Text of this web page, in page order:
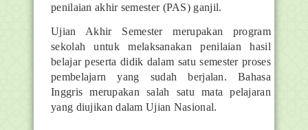
penilaian akhir semester (PAS) ganjil.
Ujian Akhir Semester merupakan program
sekolah untuk melaksanakan penilaian hasil
belajar peserta didik dalam satu semester proses
pembelajarn yang sudah berjalan. Bahasa
Inggris merupakan salah satu mata pelajaran
yang diujikan dalam Ujian Nasional.